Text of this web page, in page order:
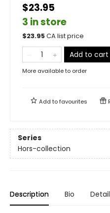
$23.95
3 in store
$23.95CA list price
Add to cart
More available to order
Add tofavourites
Series
Hors-collection
Description Bio